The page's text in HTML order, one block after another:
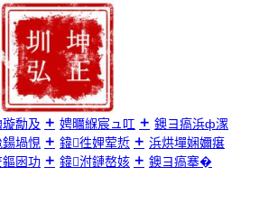
勪及 娉曞緥宸ュ叿
鐭ヨ瘑浜ф潈
堝悓 鍏徃娌荤悊
浜烘墠娴嬭瘎
囦功 鍏泭鏈嶅姟
鐭ヨ瘑搴�